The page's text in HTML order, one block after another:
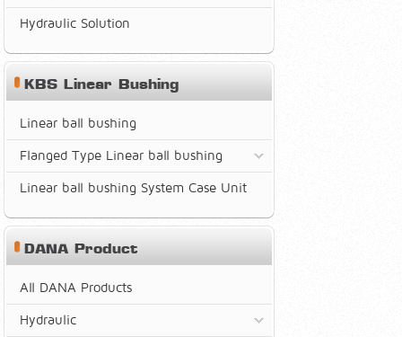
Hydraulic Solution
KBS Linear Bushing
Linear ball bushing
Flanged Type Linear ball bushing
Linear ball bushing System Case Unit
DANA Product
All DANA Products
Hydraulic